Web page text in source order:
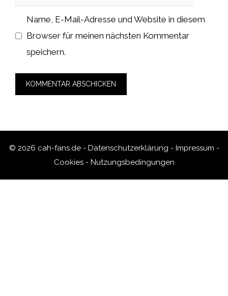
Name, E-Mail-Adresse und Website in diesem
Browser für meinen nächsten Kommentar
speichern.
© 2026 cah-fans.de - Datenschutzerklärung - Impressum -
Cookies- Nutzungsbedingungen